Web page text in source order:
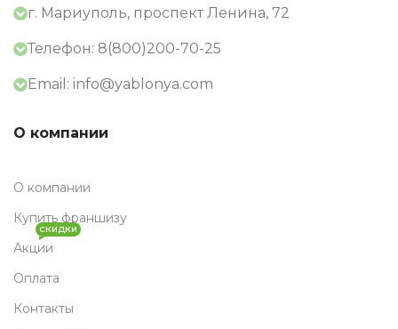
г. Мариуполь, проспект Ленина, 72
Телефон: 8(800)200-70-25
Email: info@yablonya.com
О компании
О компании
Купить франшизу
Акции
СКИДКИ
Оплата
Контакты